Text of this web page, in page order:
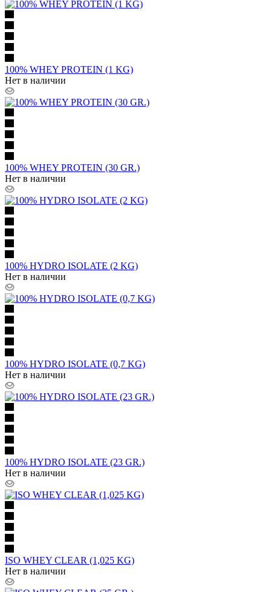
100% WHEY PROTEIN (1 KG)
Нет в наличии
100% WHEY PROTEIN (30 GR.)
Нет в наличии
100% HYDRO ISOLATE (2 KG)
Нет в наличии
100% HYDRO ISOLATE (0,7 KG)
Нет в наличии
100% HYDRO ISOLATE (23 GR.)
Нет в наличии
ISO WHEY CLEAR (1,025 KG)
Нет в наличии